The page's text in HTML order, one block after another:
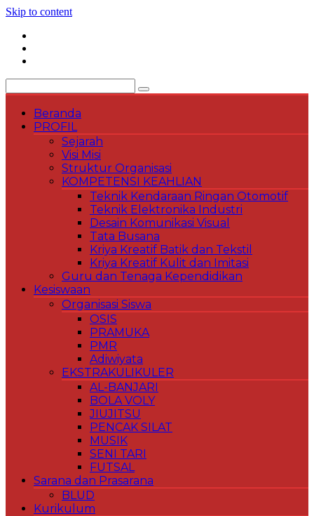
Skip to content
Beranda
PROFIL
Sejarah
Visi Misi
Struktur Organisasi
KOMPETENSI KEAHLIAN
Teknik Kendaraan Ringan Otomotif
Teknik Elektronika Industri
Desain Komunikasi Visual
Tata Busana
Kriya Kreatif Batik dan Tekstil
Kriya Kreatif Kulit dan Imitasi
Guru dan Tenaga Kependidikan
Kesiswaan
Organisasi Siswa
OSIS
PRAMUKA
PMR
Adiwiyata
EKSTRAKULIKULER
AL-BANJARI
BOLA VOLY
JIUJITSU
PENCAK SILAT
MUSIK
SENI TARI
FUTSAL
Sarana dan Prasarana
BLUD
Kurikulum